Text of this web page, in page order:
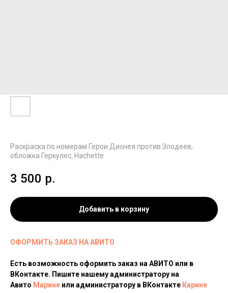
Раскраска по номерам Герои Диснея против Злодеев,
обложка Геркулес, Hachette
3 500 р.
Добавить в корзину
ОФОРМИТЬ ЗАКАЗ НА АВИТО
Есть возможность оформить заказ на АВИТО или в
ВКонтакте. Пишите нашему администратору на
Авито Марине или администратору в ВКонтакте Карине